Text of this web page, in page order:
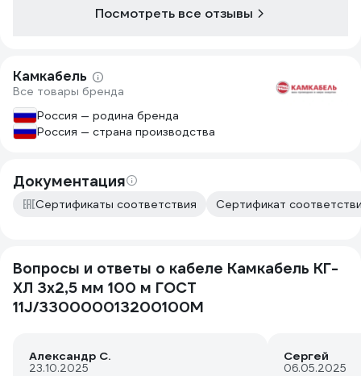
Посмотреть все отзывы
Камкабель
Все товары бренда
Россия — родина бренда
Россия — страна производства
Документация
Сертификаты соответствия Сертификат
Вопросы и ответы о кабеле Камкабель КГ-
ХЛ 3x2,5 мм 100 м ГОСТ
11J/330000013200100М
Александр С.
23.10.2025
Сергей
06.05.2025